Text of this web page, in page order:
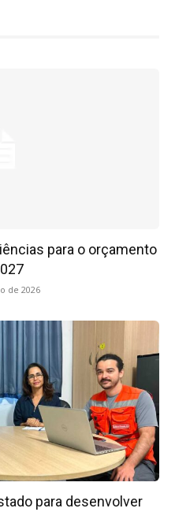
para o orçamento
de 2026
para desenvolver